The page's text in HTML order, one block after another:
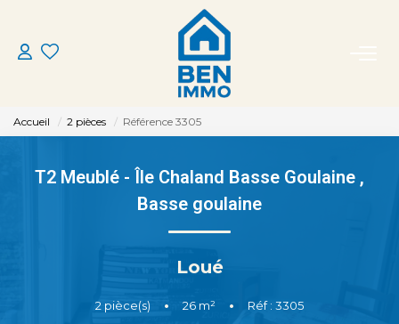
ACHETER
LOUER
ESTIMER
CONTACT
Accueil 2 pièces Référence 3305
T2 Meublé - Île Chaland Basse Goulaine ,
Basse goulaine
Loué
2 pièce(s) • 26 m² • Réf : 3305